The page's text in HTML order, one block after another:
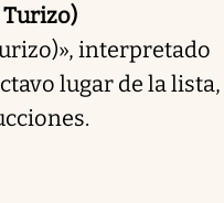
Turizo)
interpretado
lugar de la lista,